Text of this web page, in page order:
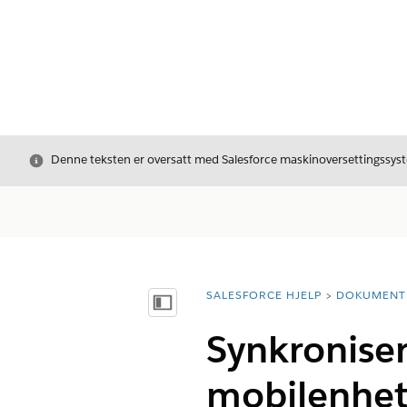
Avslutt
Denne teksten er oversatt med Salesforce
Vis innholdsfortegnelse
Du er her:
SALESFORCE HJELP
mobilenhet